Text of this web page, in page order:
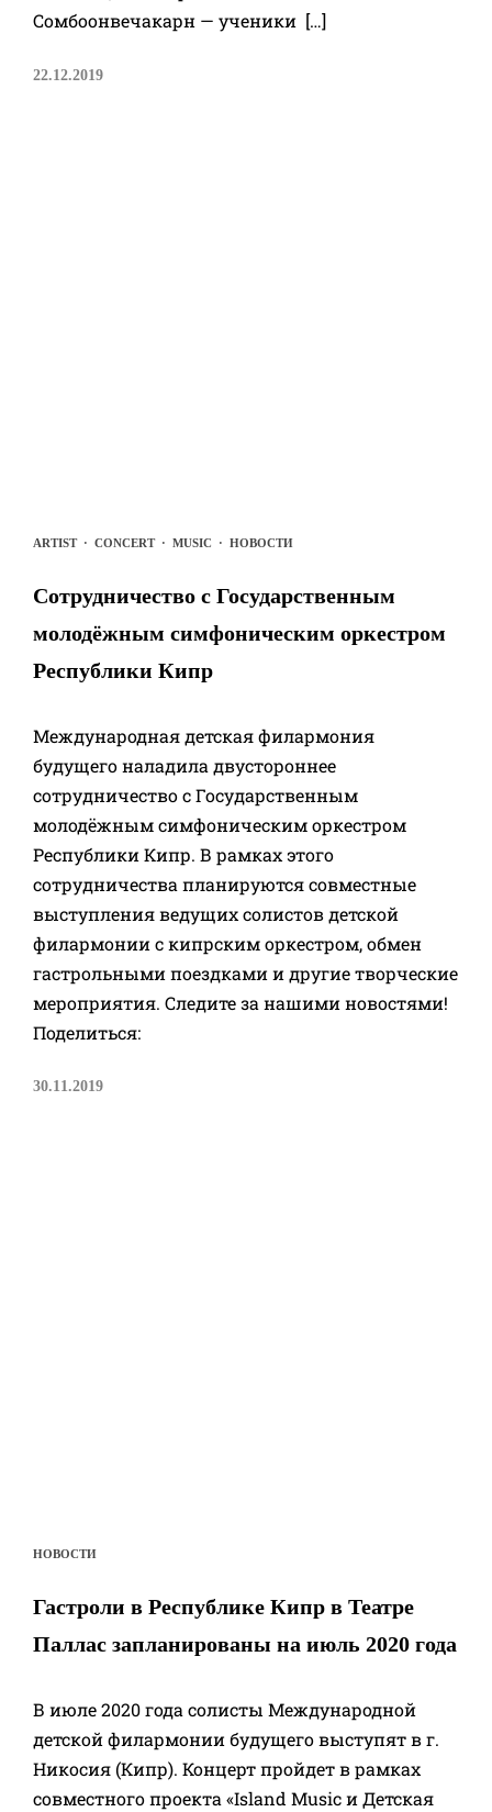
Сомбоонвечакарн — ученики […]
22.12.2019
ARTIST· CONCERT· MUSIC · НОВОСТИ
Сотрудничество с Государственным
молодёжным симфоническим оркестром
Республики Кипр
Международная детская филармония
будущего наладила двустороннее
сотрудничество с Государственным
молодёжным симфоническим оркестром
Республики Кипр. В рамках этого
сотрудничества планируются совместные
выступления ведущих солистов детской
филармонии с кипрским оркестром, обмен
гастрольными поездками и другие творческие
мероприятия. Следите за нашими новостями!
Поделиться:
30.11.2019
НОВОСТИ
Гастроли в Республике Кипр в Театре
Паллас запланированы на июль 2020 года
В июле 2020 года солисты Международной
детской филармонии будущего выступят в г.
Никосия (Кипр). Концерт пройдет в рамках
совместного проекта «Island Music и Детская